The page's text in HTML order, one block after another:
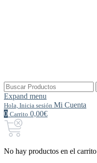
Buscar
por:
Expand menu
Hola, Inicia sesión Mi Cuenta
0 Carrito 0,00€
No hay productos en el carrito